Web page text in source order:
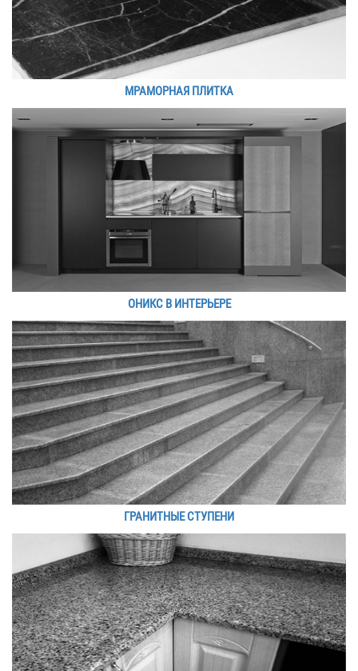
МРАМОРНАЯ ПЛИТКА
ОНИКС В ИНТЕРЬЕРЕ
ГРАНИТНЫЕ СТУПЕНИ